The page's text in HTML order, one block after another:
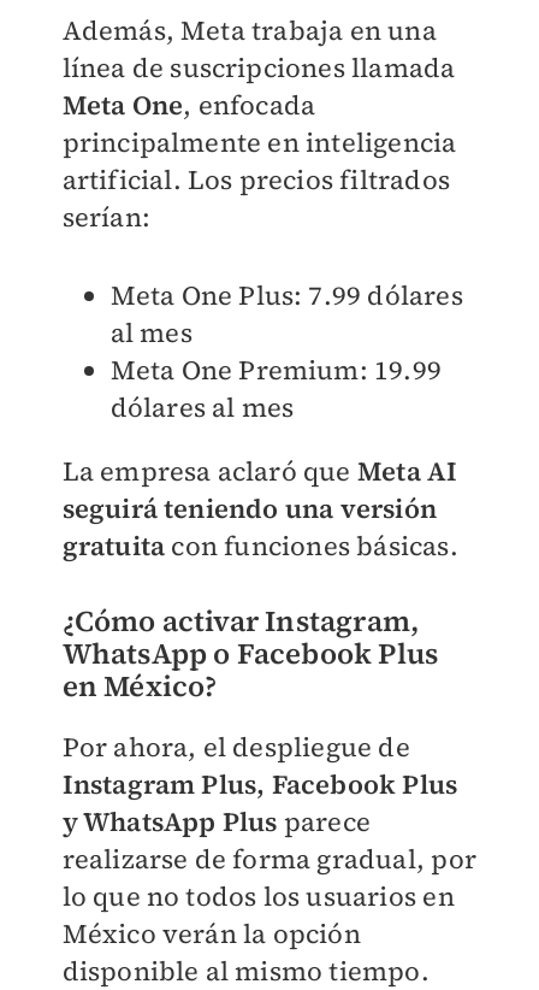
Además, Meta trabaja en una
línea de suscripciones llamada
Meta One, enfocada
principalmente en inteligencia
artificial. Los precios filtrados
serían:
Meta One Plus: 7.99 dólares
al mes
Meta One Premium: 19.99
dólares al mes
La empresa aclaró que Meta AI
seguirá teniendo una versión
gratuita con funciones básicas.
¿Cómo activar Instagram,
WhatsApp o Facebook Plus
en México?
Por ahora, el despliegue de
Instagram Plus, Facebook Plus
y WhatsApp Plus parece
realizarse de forma gradual, por
lo que no todos los usuarios en
México verán la opción
disponible al mismo tiempo.